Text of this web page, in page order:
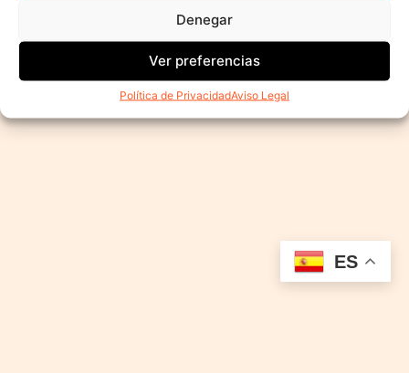
Denegar
Ver preferencias
Política de PrivacidadAviso Legal
ES